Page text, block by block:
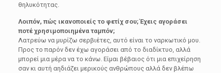
θηλυκότητας.
Λοιπόν, πώς ικανοποιείς το φετίχ σου; Έχεις αγοράσει
ποτέ χρησιμοποιημένα ταμπόν;
Λατρεύω να μυρίζω σερβιέτες, αυτό είναι το ναρκωτικό μου.
Προς το παρόν δεν έχω αγοράσει από το διαδίκτυο, αλλά
μπορεί μια μέρα να το κάνω. Είμαι βέβαιος ότι μια επιχείρηση
σαν κι αυτή αηδιάζει μερικούς ανθρώπους αλλά δεν βλέπω